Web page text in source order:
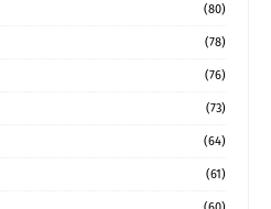
(80)
(78)
(76)
(73)
(64)
(61)